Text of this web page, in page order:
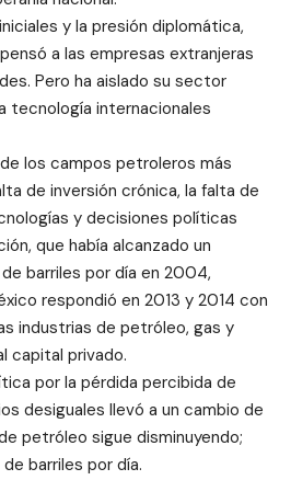
y la presión diplomática,
a las empresas extranjeras
Pero ha aislado su sector
tecnología internacionales
los campos petroleros más
de inversión crónica, la falta de
y decisiones políticas
que había alcanzado un
barriles por día en 2004,
respondió en 2013 y 2014 con
industrias de petróleo, gas y
capital privado.
por la pérdida percibida de
desiguales llevó a un cambio de
petróleo sigue disminuyendo;
barriles por día.